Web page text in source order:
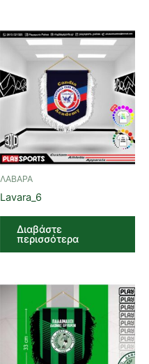
ΛΑΒΑΡΑ
Lavara_6
Διαβάστε
περισσότερα